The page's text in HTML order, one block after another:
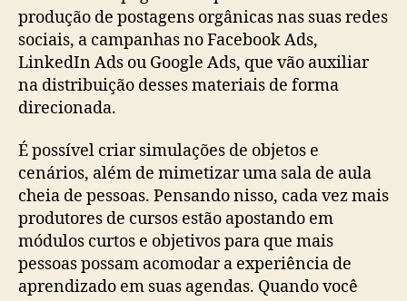
produção de postagens orgânicas nas suas redes
sociais, a campanhas no Facebook Ads,
LinkedIn Ads ou Google Ads, que vão auxiliar
na distribuição desses materiais de forma
direcionada.
É possível criar simulações de objetos e
cenários, além de mimetizar uma sala de aula
cheia de pessoas. Pensando nisso, cada vez mais
produtores de cursos estão apostando em
módulos curtos e objetivos para que mais
pessoas possam acomodar a experiência de
aprendizado em suas agendas. Quando você